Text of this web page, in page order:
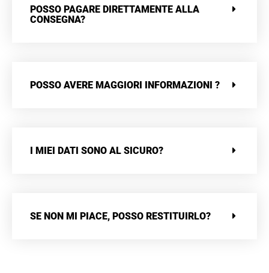
POSSO PAGARE DIRETTAMENTE ALLA
CONSEGNA?
POSSO AVERE MAGGIORI INFORMAZIONI ?
I MIEI DATI SONO AL SICURO?
SE NON MI PIACE, POSSO RESTITUIRLO?